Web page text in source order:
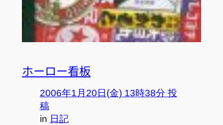
ホーロー看板
2006年1月20日(金) 13時38分 投
稿
in 日記